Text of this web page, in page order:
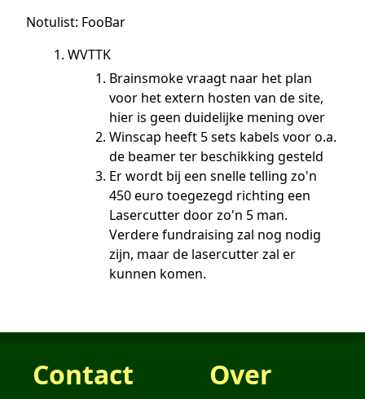
Notulist: FooBar
WVTTK
Brainsmoke vraagt naar het plan
voor het extern hosten van de site,
hier is geen duidelijke mening over
Winscap heeft 5 sets kabels voor o.a.
de beamer ter beschikking gesteld
Er wordt bij een snelle telling zo'n
450 euro toegezegd richting een
Lasercutter door zo'n 5 man.
Verdere fundraising zal nog nodig
zijn, maar de lasercutter zal er
kunnen komen.
Contact Over